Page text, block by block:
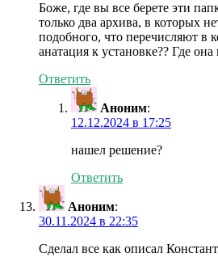
Боже, где вы все берете эти
только два архива, в которых
подобного, что перечисляют в
анатация к установке?? Где она
Ответить
Аноним:
12.12.2024 в 17:25
нашел решение?
Ответить
Аноним:
30.11.2024 в 22:35
Сделал все как описал